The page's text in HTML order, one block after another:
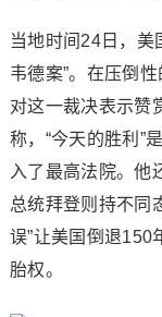
当地时间24日，美
韦德案”。在压倒
对这一裁决表示赞
称，“今天的胜利”
入了最高法院。他
总统拜登则持不同
误”让美国倒退150
胎权。